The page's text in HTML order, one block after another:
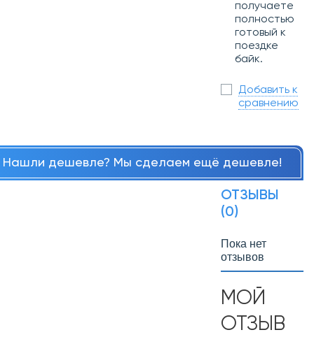
получаете
полностью
готовый к
поездке
байк.
Добавить к
сравнению
Нашли дешевле? Мы сделаем ещё дешевле!
ОТЗЫВЫ
(0)
Пока нет
отзывов
МОЙ
ОТЗЫВ